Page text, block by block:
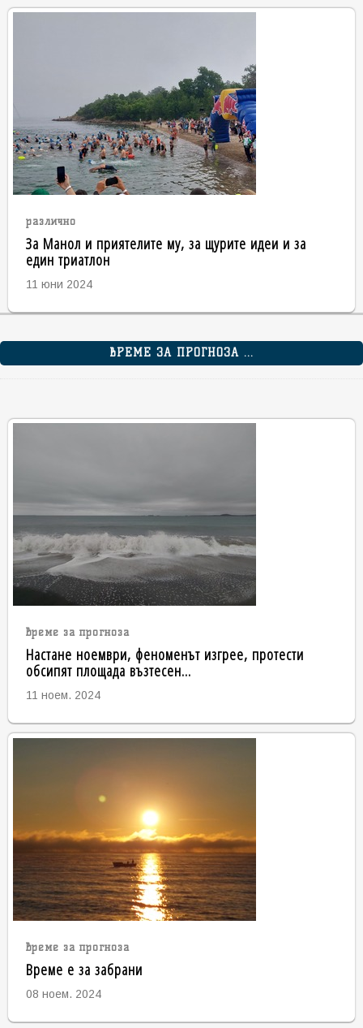
различно
За Манол и приятелите му, за щурите идеи и за
един триатлон
11 юни 2024
ВРЕМЕ ЗА ПРОГНОЗА ...
време за прогноза
Настане ноември, феноменът изгрее, протести
обсипят площада възтесен...
11 ноем. 2024
време за прогноза
Време е за забрани
08 ноем. 2024